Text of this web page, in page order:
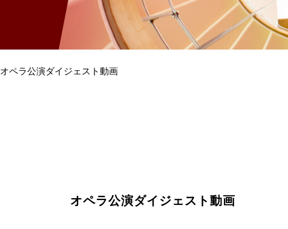
オペラ公演ダイジェスト動画
オペラ公演ダイジェスト動画